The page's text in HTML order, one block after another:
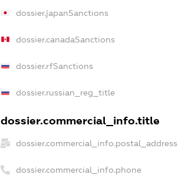
dossier.japanSanctions
dossier.canadaSanctions
dossier.rfSanctions
dossier.russian_reg_title
dossier.commercial_info.title
dossier.commercial_info.postal_address
dossier.commercial_info.phone